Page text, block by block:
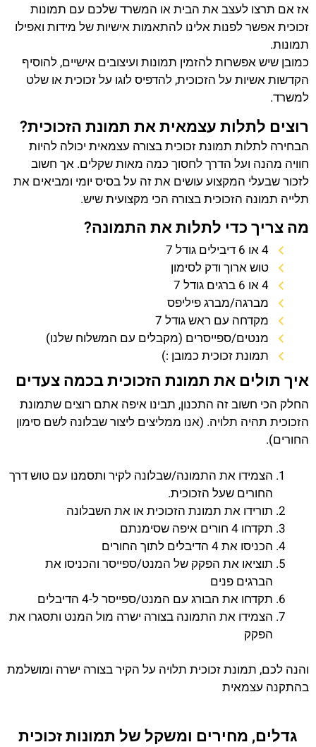
אז אם תרצו לעצב את הבית או המשרד שלכם עם תמונות
זכוכית אפשר לפנות אלינו להתאמות אישיות של מידות ואפילו
תמונות.
כמובן שיש אפשרות להזמין תמונות ועיצובים אישיים, להוסיף
הקדשות אשיות על הזכוכית, להדפיס לוגו על זכוכית או שלט
למשרד.
רוצים לתלות עצמאית את תמונת הזכוכית?
הבחירה לתלות תמונת זכוכית בצורה עצמאית יכולה להיות
חוויה מהנה ועל הדרך לחסוך כמה מאות שקלים. אך חשוב
לזכור שבעלי המקצוע עושים את זה על בסיס יומי ומביאים את
תלייה תמונה הזכוכית בצורה הכי מקצועית שיש.
מה צריך כדי לתלות את התמונה?
4 או 6 דיבילים גודל 7
טוש ארוך ודק לסימון
4 או 6 ברגים גודל 7
מברגה/מברג פיליפס
מקדחה עם ראש גודל 7
מנטים/ספייסרים (מקבלים עם המשלוח שלנו)
תמונת זכוכית כמובן :)
איך תולים את תמונת הזכוכית בכמה צעדים
החלק הכי חשוב זה התכנון, תבינו איפה אתם רוצים שתמונת
הזכוכית תהיה תלויה. (אנו ממליצים ליצור שבלונה לשם סימון
החורים).
הצמידו את התמונה/שבלונה לקיר ותסמנו עם טוש דרך
החורים שעל הזכוכית.
תורידו את תמונת הזכוכית או את השבלונה
תקדחו 4 חורים איפה שסימנתם
הכניסו את 4 הדיבלים לתוך החורים
תוציאו את הפקק של המנט/ספייסר והכניסו את
הברגים פנים
תקדחו את הבורג עם המנט/ספייסר ל-4 הדיבלים
הצמידו את התמונה בצורה ישרה מול המנט ותסגרו את
הפקק
והנה לכם, תמונת זכוכית תלויה על הקיר בצורה ישרה ומושלמת
בהתקנה עצמאית
גדלים, מחירים ומשקל של תמונות זכוכית